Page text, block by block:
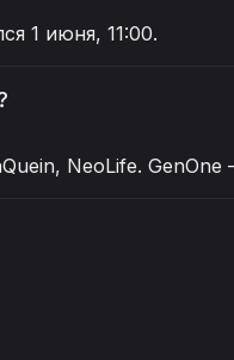
1 июня, 11:00.
NeoLife.